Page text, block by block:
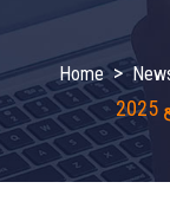
Home >